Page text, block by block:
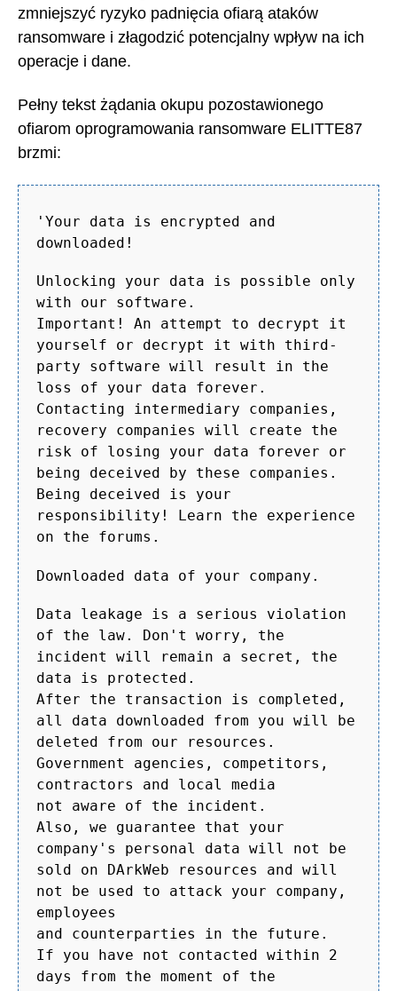
zmniejszyć ryzyko padnięcia ofiarą ataków
ransomware i złagodzić potencjalny wpływ na ich
operacje i dane.
Pełny tekst żądania okupu pozostawionego
ofiarom oprogramowania ransomware ELITTE87
brzmi:
'Your data is encrypted and
downloaded!
Unlocking your data is possible only
with our software.
Important! An attempt to decrypt it
yourself or decrypt it with third-
party software will result in the
loss of your data forever.
Contacting intermediary companies,
recovery companies will create the
risk of losing your data forever or
being deceived by these companies.
Being deceived is your
responsibility! Learn the experience
on the forums.
Downloaded data of your company.
Data leakage is a serious violation
of the law. Don't worry, the
incident will remain a secret, the
data is protected.
After the transaction is completed,
all data downloaded from you will be
deleted from our resources.
Government agencies, competitors,
contractors and local media
not aware of the incident.
Also, we guarantee that your
company's personal data will not be
sold on DArkWeb resources and will
not be used to attack your company,
employees
and counterparties in the future.
If you have not contacted within 2
days from the moment of the